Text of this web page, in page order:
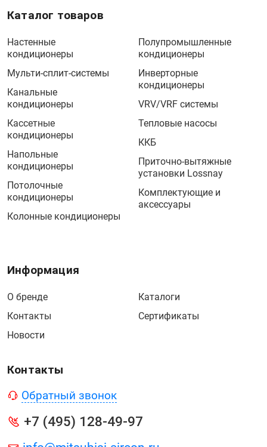
Каталог товаров
Настенные
кондиционеры
Мульти-сплит-системы
Канальные
кондиционеры
Кассетные
кондиционеры
Напольные
кондиционеры
Потолочные
кондиционеры
Колонные кондиционеры
Полупромышленные
кондиционеры
Инверторные
кондиционеры
VRV/VRF системы
Тепловые насосы
ККБ
Приточно-вытяжные
установки Lossnay
Комплектующие и
аксессуары
Информация
О бренде
Контакты
Новости
Каталоги
Сертификаты
Контакты
Обратный звонок
+7 (495) 128-49-97